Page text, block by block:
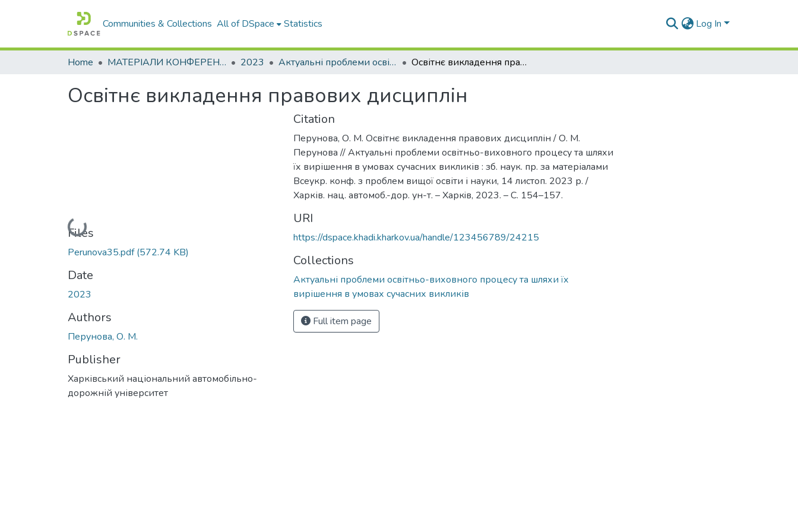
Communities & Collections All of DSpace Statistics Log In
Home МАТЕРІАЛИ КОНФЕРЕНЦІЙ 2023 Актуальні проблеми освітньо-виховного процесу та шляхи їх вирішення в умовах сучасних викликів Освітнє викладення правових дисциплін
Освітнє викладення правових дисциплін
Loading...
Files
Perunova35.pdf(572.74 KB)
Date
2023
Authors
Перунова, О. М.
Publisher
Харківський національний автомобільно-
дорожній університет
Citation
Перунова, О. М. Освітнє викладення правових дисциплін / О. М.
Перунова // Актуальні проблеми освітньо-виховного процесу та шляхи
їх вирішення в умовах сучасних викликів : зб. наук. пр. за матеріалами
Всеукр. конф. з проблем вищої освіти і науки, 14 листоп. 2023 р. /
Харків. нац. автомоб.-дор. ун-т. – Харкiв, 2023. – С. 154–157.
URI
https://dspace.khadi.kharkov.ua/handle/123456789/24215
Collections
Актуальні проблеми освітньо-виховного процесу та шляхи їх
вирішення в умовах сучасних викликів
Full item page